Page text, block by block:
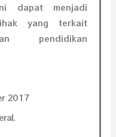
dapat menjadi
yang terkait
pendidikan
2017